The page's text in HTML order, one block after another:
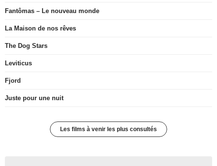
Fantômas – Le nouveau monde
La Maison de nos rêves
The Dog Stars
Leviticus
Fjord
Juste pour une nuit
Les films à venir les plus consultés